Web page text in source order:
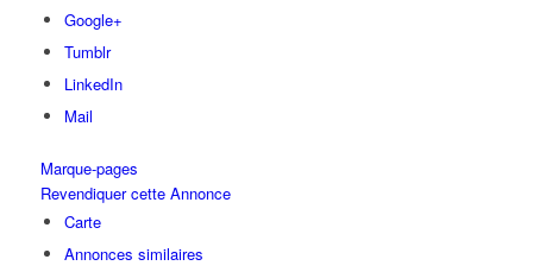
Google+
Tumblr
LinkedIn
Mail
Marque-pages
Revendiquer cette Annonce
Carte
Annonces similaires